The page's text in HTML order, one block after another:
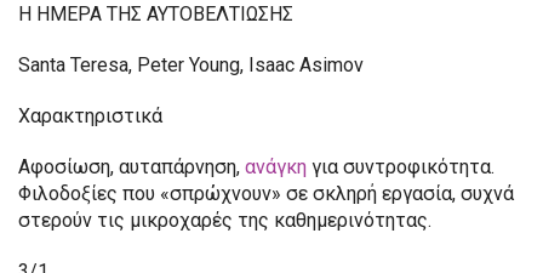
Η ΗΜΕΡΑ ΤΗΣ ΑΥΤΟΒΕΛΤΙΩΣΗΣ
Santa Teresa, Peter Young, Isaac Asimov
Χαρακτηριστικά
Αφοσίωση, αυταπάρνηση, ανάγκη για συντροφικότητα.
Φιλοδοξίες που «σπρώχνουν» σε σκληρή εργασία, συχνά
στερούν τις μικροχαρές της καθημερινότητας.